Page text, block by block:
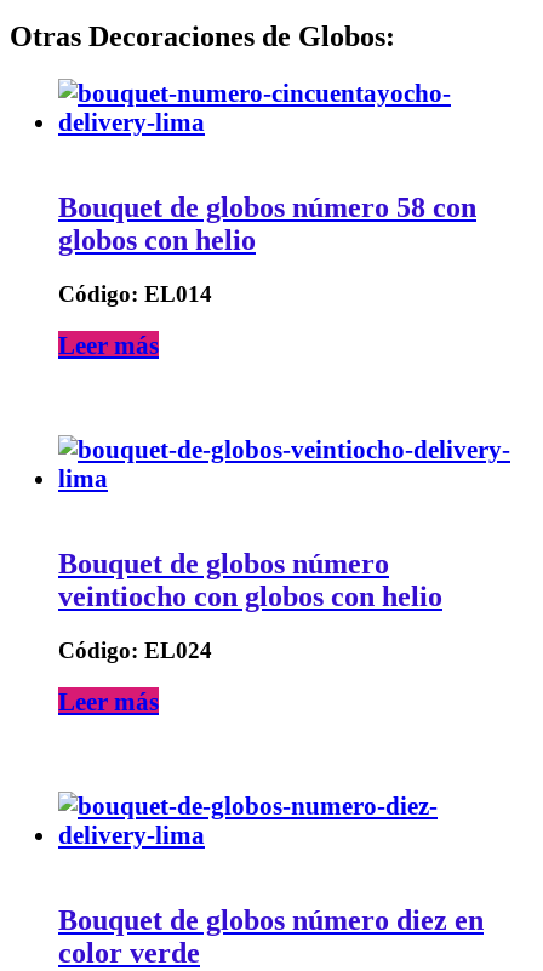
Otras Decoraciones de Globos:
Bouquet de globos número 58 con
globos con helio
Código: EL014
Leer más
Bouquet de globos número
veintiocho con globos con helio
Código: EL024
Leer más
Bouquet de globos número diez en
color verde